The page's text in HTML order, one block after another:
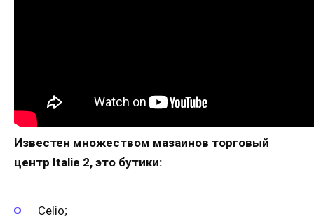
Известен множеством мазаинов торговый
центр Italie 2, это бутики:
Celio;